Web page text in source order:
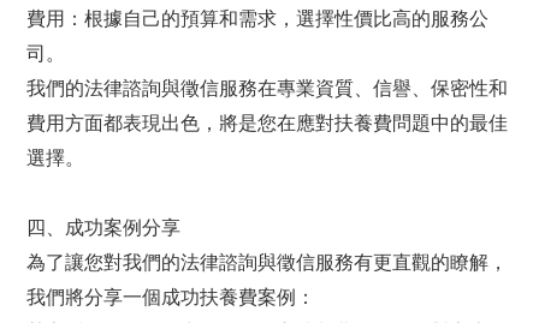
費用：根據自己的預算和需求，選擇性價比高的服務公
司。
我們的法律諮詢與徵信服務在專業資質、信譽、保密性和
費用方面都表現出色，將是您在應對扶養費問題中的最佳
選擇。
四、成功案例分享
為了讓您對我們的法律諮詢與徵信服務有更直觀的瞭解，
我們將分享一個成功扶養費案例：